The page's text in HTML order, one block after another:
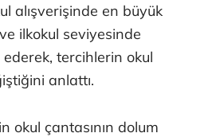
alışverişinde en büyük
ilkokul seviyesinde
tercihlerin okul
anlattı.
okul çantasının dolum